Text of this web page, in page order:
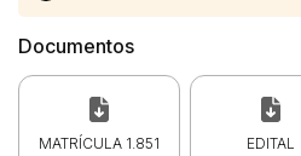
Documentos
MATRÍCULA 1.851 EDITAL